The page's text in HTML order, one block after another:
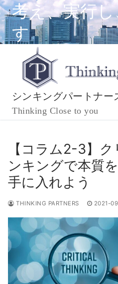
コ
ン
テ
ン
考え、実行
す
シンキングパートナー
Thinking Close to you
【コラム2-3】
ンキングで本質
手に入れよう
THINKING PARTNERS 2021-